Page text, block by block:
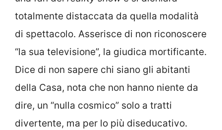
totalmente distaccata da quella modalità
di spettacolo. Asserisce di non riconoscere
“la sua televisione”, la giudica mortificante.
Dice di non sapere chi siano gli abitanti
della Casa, nota che non hanno niente da
dire, un “nulla cosmico” solo a tratti
divertente, ma per lo più diseducativo.